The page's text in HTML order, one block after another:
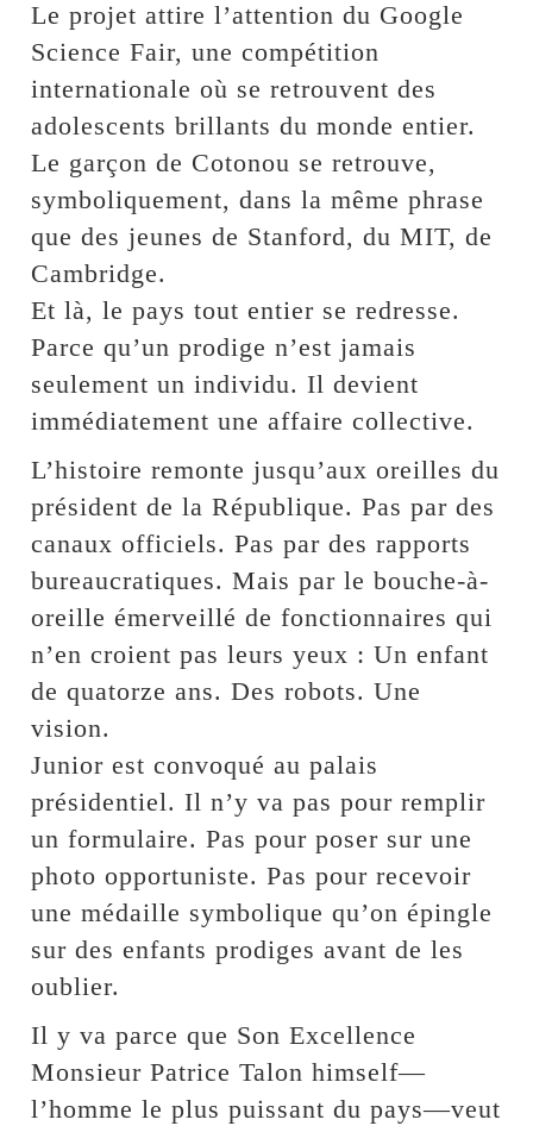
Le projet attire l’attention du Google
Science Fair, une compétition
internationale où se retrouvent des
adolescents brillants du monde entier.
Le garçon de Cotonou se retrouve,
symboliquement, dans la même phrase
que des jeunes de Stanford, du MIT, de
Cambridge.
Et là, le pays tout entier se redresse.
Parce qu’un prodige n’est jamais
seulement un individu. Il devient
immédiatement une affaire collective.
L’histoire remonte jusqu’aux oreilles du
président de la République. Pas par des
canaux officiels. Pas par des rapports
bureaucratiques. Mais par le bouche-à-
oreille émerveillé de fonctionnaires qui
n’en croient pas leurs yeux : Un enfant
de quatorze ans. Des robots. Une
vision.
Junior est convoqué au palais
présidentiel. Il n’y va pas pour remplir
un formulaire. Pas pour poser sur une
photo opportuniste. Pas pour recevoir
une médaille symbolique qu’on épingle
sur des enfants prodiges avant de les
oublier.
Il y va parce que Son Excellence
Monsieur Patrice Talon himself—
l’homme le plus puissant du pays—veut